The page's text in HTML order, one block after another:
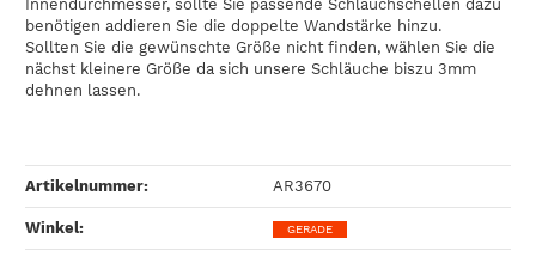
Innendurchmesser, sollte Sie passende Schlauchschellen dazu
benötigen addieren Sie die doppelte Wandstärke hinzu.
Sollten Sie die gewünschte Größe nicht finden, wählen Sie die
nächst kleinere Größe da sich unsere Schläuche biszu 3mm
dehnen lassen.
Artikelnummer: AR3670
Winkel‍: GERADE